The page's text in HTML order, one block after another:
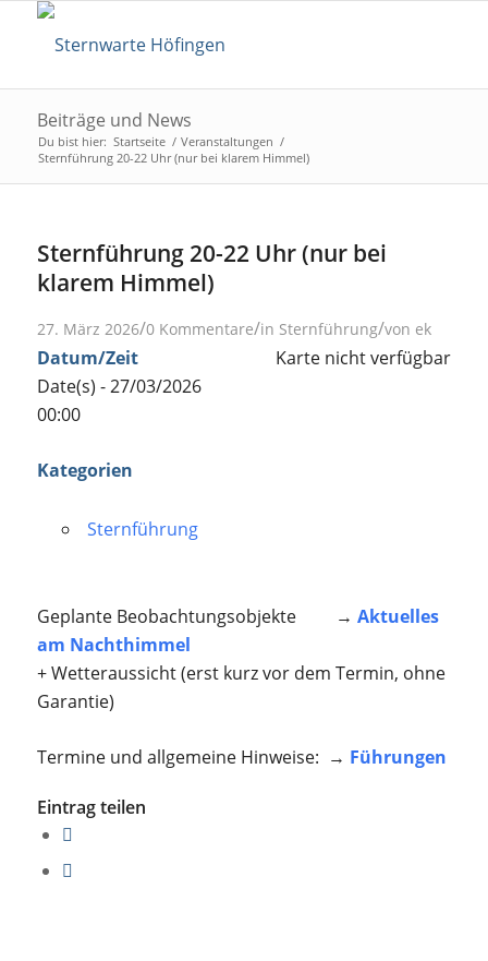
Beiträge und News
Du bist hier: Startseite / Veranstaltungen /
Sternführung 20-22 Uhr (nur bei klarem Himmel)
Sternführung 20-22 Uhr (nur bei
klarem Himmel)
27. März 2026/0 Kommentare/in Sternführung/von ek
Karte nicht verfügbar
Datum/Zeit
Date(s) - 27/03/2026
00:00
Kategorien
Sternführung
Geplante Beobachtungsobjekte → Aktuelles
am Nachthimmel
+ Wetteraussicht (erst kurz vor dem Termin, ohne
Garantie)
Termine und allgemeine Hinweise: → Führungen
Eintrag teilen